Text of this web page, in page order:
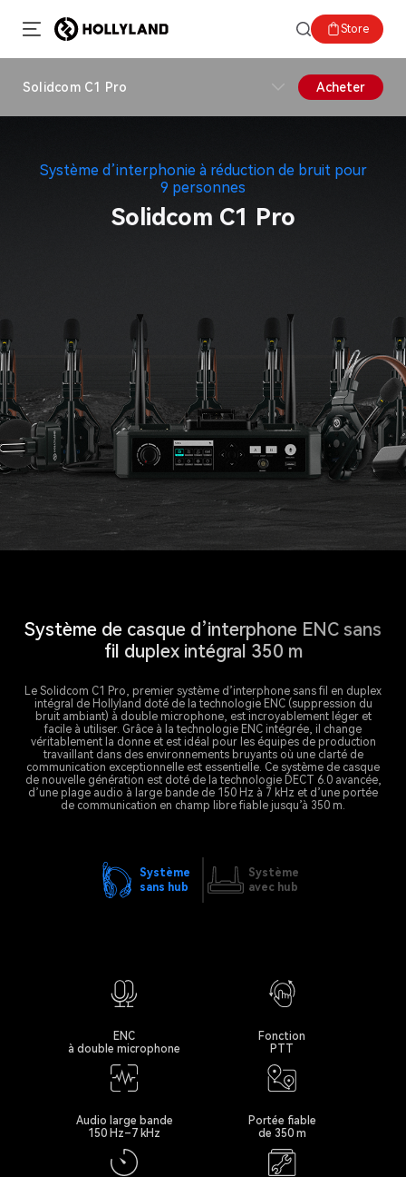
Store
Solidcom C1 Pro Acheter
Système d’interphonie à réduction de bruit pour
9 personnes
Solidcom C1 Pro
Système de casque d’interphone ENC sans
fil duplex intégral 350 m
Le Solidcom C1 Pro, premier système d’interphone sans fil en duplex
intégral de Hollyland doté de la technologie ENC (suppression du
bruit ambiant) à double microphone, est incroyablement léger et
facile à utiliser. Grâce à la technologie ENC intégrée, il change
véritablement la donne et est idéal pour les équipes de production
travaillant dans des environnements bruyants où une clarté de
communication exceptionnelle est essentielle. Ce système de casque
de nouvelle génération est doté de la technologie DECT 6.0 avancée,
d’une plage audio à large bande de 150 Hz à 7 kHz et d’une portée
de communication en champ libre fiable jusqu’à 350 m.
Système
sans hub
Système
avec hub
ENC
à double microphone
Fonction
PTT
Audio large bande
150 Hz–7 kHz
Portée fiable
de 350 m